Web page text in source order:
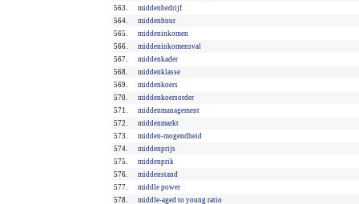
563.
middenbedrijf
564.
middenhuur
565.
middeninkomen
566.
middeninkomensval
567.
middenkader
568.
middenklasse
569.
middenkoers
570.
middenkoersorder
571.
middenmanagement
572.
middenmarkt
573.
midden-mogendheid
574.
middenprijs
575.
middenprik
576.
middenstand
577.
middle power
578.
middle-aged to young ratio